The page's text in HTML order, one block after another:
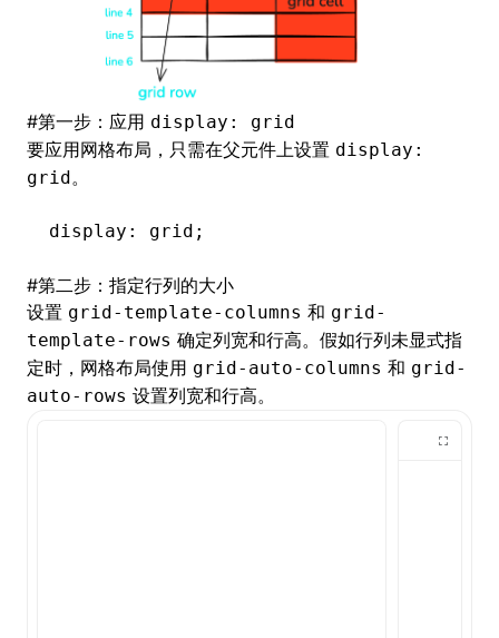
#第一步：应用 display: grid
要应用网格布局，只需在父元件上设置 display:
grid 。
display: grid;
#第二步：指定行列的大小
设置 grid-template-columns 和 grid-
template-rows 确定列宽和行高。假如行列未显式指
定时，网格布局使用 grid-auto-columns 和 grid-
auto-rows 设置列宽和行高。